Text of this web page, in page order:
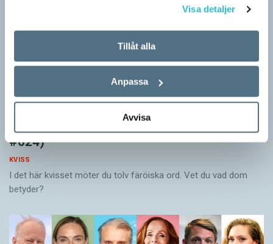
Visa detaljer
Tillåt alla
Anpassa
Avvisa
Vet du vad färöiska orden betyder? (Kviss
#624)
KVISS
I det här kvisset möter du tolv färöiska ord. Vet du vad dom
betyder?